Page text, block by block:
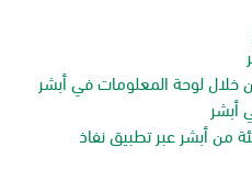
لوحة المعلومات في أبشر
أبشر
من أبشر عبر تطبيق نفاذ